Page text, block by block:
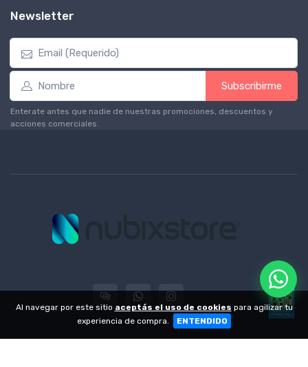
Newsletter
Subscribirme
Enterate antes que nadie de nuestras promociones, descuentos y
acciones comerciales.
Al navegar por este sitio aceptás el uso de cookies para agilizar tu
experiencia de compra.
ENTENDIDO